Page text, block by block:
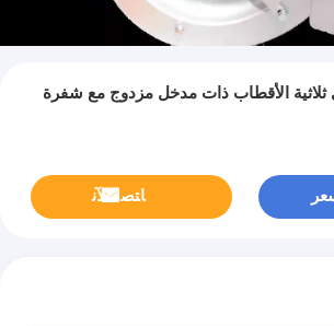
الأقطاب ذات مدخل مزدوج مع شفرة
ﺎﺘﺼﻟ ﺍﻶﻧ